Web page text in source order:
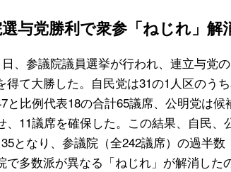
与党勝利で衆参「ねじれ」解
、参議院議員選挙が行われ、連立与党
得て大勝した。自民党は31の1人区のう
と比例代表18の合計65議席、公明党は
、11議席を確保した。この結果、自民
となり、参議院（全242議席）の過半
で多数派が異なる「ねじれ」が解消し